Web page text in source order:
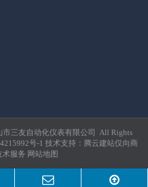
市三友自动化仪表有限公司 All Rights
号-1 技术支持： 腾云建站仅向商
术服务 网站地图